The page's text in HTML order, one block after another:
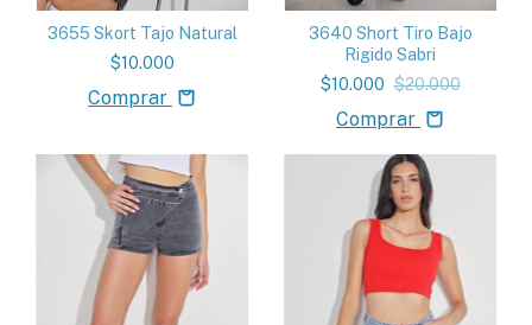
3655 Skort Tajo Natural
$10.000
Comprar
3640 Short Tiro Bajo
Rigido Sabri
$10.000 $20.000
Comprar